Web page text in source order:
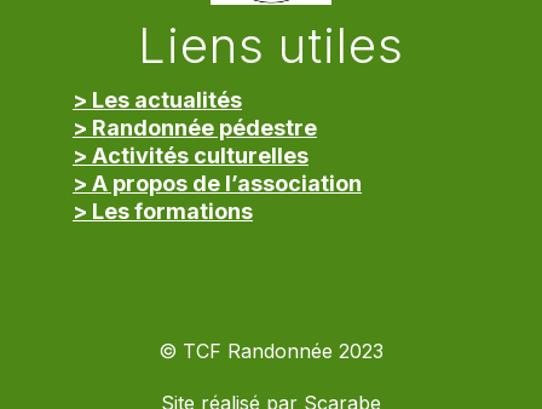
Liens utiles
> Les actualités
> Randonnée pédestre
> Activités culturelles
> A propos de l’association
> Les formations
© TCF Randonnée 2023
Site réalisé par Scarabe